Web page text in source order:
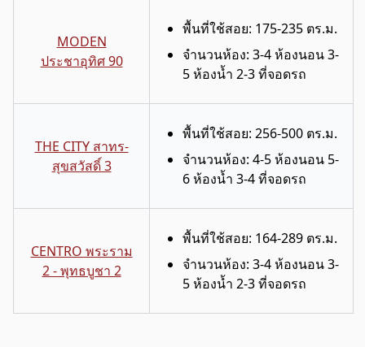
MODEN
ประชาอุทิศ 90
พื้นที่ใช้สอย: 175-235 ตร.ม.
จำนวนห้อง: 3-4 ห้องนอน 3-
5 ห้องน้ำ 2-3 ที่จอดรถ
THE CITY สาทร-
สุขสวัสดิ์ 3
พื้นที่ใช้สอย: 256-500 ตร.ม.
จำนวนห้อง: 4-5 ห้องนอน 5-
6 ห้องน้ำ 3-4 ที่จอดรถ
CENTRO พระราม
2 - พุทธบูชา 2
พื้นที่ใช้สอย: 164-289 ตร.ม.
จำนวนห้อง: 3-4 ห้องนอน 3-
5 ห้องน้ำ 2-3 ที่จอดรถ